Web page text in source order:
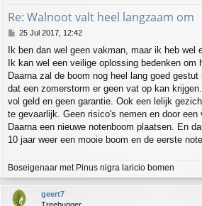
Re: Walnoot valt heel langzaam om
P
s
25 Jul 2017, 12:42
Ik ben dan wel geen vakman, maar ik heb wel
Ik kan wel een veilige oplossing bedenken om
Daarna zal de boom nog heel lang goed
dat een zomerstorm er geen vat op kan
vol geld en geen garantie. Ook een lelijk
te gevaarlijk. Geen risico's nemen en door een
Daarna een nieuwe notenboom plaatsen. En
10 jaar weer een mooie boom en de eerste
Boseigenaar met Pinus nigra laricio bomen
geert7